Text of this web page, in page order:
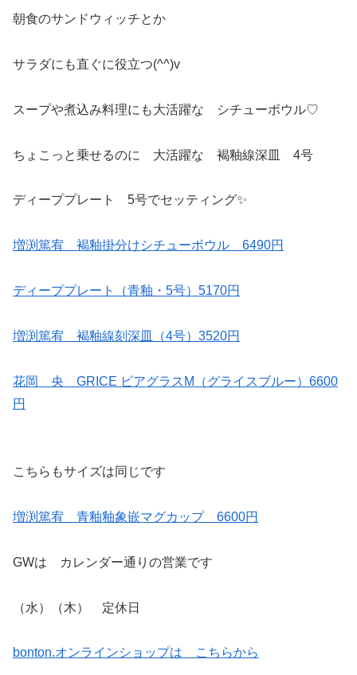
朝食のサンドウィッチとか
サラダにも直ぐに役立つ(^^)v
スープや煮込み料理にも大活躍な シチューボウル♡
ちょこっと乗せるのに 大活躍な 褐釉線深皿 4号
ディーププレート 5号でセッティング✨
増渕篤宥 褐釉掛分けシチューボウル 6490円
ディーププレート（青釉・5号）5170円
増渕篤宥 褐釉線刻深皿（4号）3520円
花岡 央 GRICE ビアグラスM（グライスブルー）6600
円
こちらもサイズは同じです
増渕篤宥 青釉釉象嵌マグカップ 6600円
GWは カレンダー通りの営業です
（水）（木） 定休日
bonton.オンラインショップは こちらから